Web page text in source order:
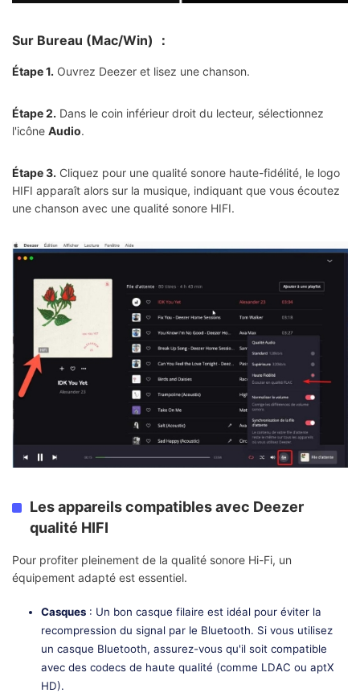
Sur Bureau (Mac/Win) ：
Étape 1. Ouvrez Deezer et lisez une chanson.
Étape 2. Dans le coin inférieur droit du lecteur, sélectionnez
l'icône Audio.
Étape 3. Cliquez pour une qualité sonore haute-fidélité, le logo
HIFI apparaît alors sur la musique, indiquant que vous écoutez
une chanson avec une qualité sonore HIFI.
Les appareils compatibles avec Deezer
qualité HIFI
Pour profiter pleinement de la qualité sonore Hi-Fi, un
équipement adapté est essentiel.
Casques : Un bon casque filaire est idéal pour éviter la
recompression du signal par le Bluetooth. Si vous utilisez
un casque Bluetooth, assurez-vous qu'il soit compatible
avec des codecs de haute qualité (comme LDAC ou aptX
HD).